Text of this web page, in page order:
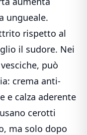
ungueale.
rispetto al
il sudore. Nei
può
crema anti-
e calza aderente
cerotti
ma solo dopo